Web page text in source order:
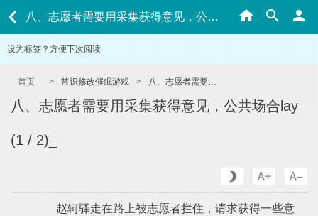
八、志愿者需要用采集获得意见，公共场合lay (1 / 2)_
设为标签？方便下次阅读
首页 > 常识修改催眠游戏 > 八、志愿者需要用采集获得意见，公共场合lay (1 / 2)_
八、志愿者需要用采集获得意见，公共场合lay
(1 / 2)_
赵轲驿走在路上被志愿者拦住，请求获得一些意